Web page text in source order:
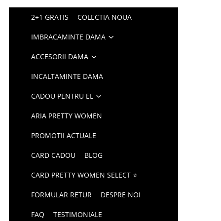
2+1 GRATIS COLECTIA NOUA
IMBRACAMINTE DAMA
ACCESORII DAMA
INCALTAMINTE DAMA
CADOU PENTRU EL
ARIA PRETTY WOMEN
PROMOTII ACTUALE
CARD CADOU BLOG
CARD PRETTY WOMEN SELECT ⭐
FORMULAR RETUR DESPRE NOI
FAQ TESTIMONIALE